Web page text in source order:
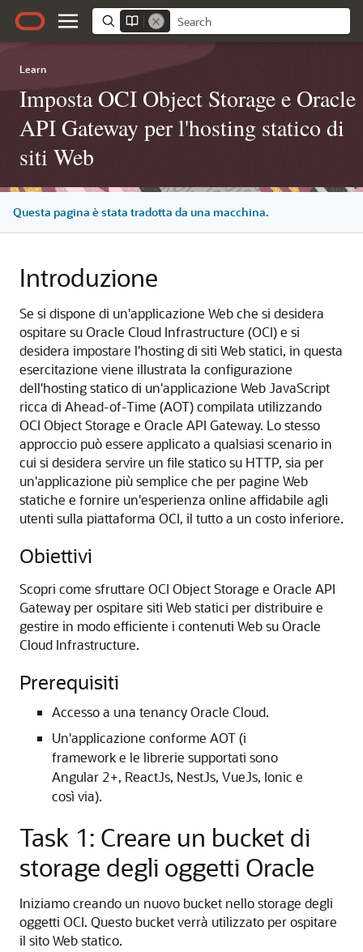
Learn
Imposta OCI Object Storage e Oracle
API Gateway per l'hosting statico di
siti Web
Questa pagina è stata tradotta da una macchina.
Introduzione
Se si dispone di un'applicazione Web che si desidera
ospitare su Oracle Cloud Infrastructure (OCI) e si
desidera impostare l'hosting di siti Web statici, in questa
esercitazione viene illustrata la configurazione
dell'hosting statico di un'applicazione Web JavaScript
ricca di Ahead-of-Time (AOT) compilata utilizzando
OCI Object Storage e Oracle API Gateway. Lo stesso
approccio può essere applicato a qualsiasi scenario in
cui si desidera servire un file statico su HTTP, sia per
un'applicazione più semplice che per pagine Web
statiche e fornire un'esperienza online affidabile agli
utenti sulla piattaforma OCI, il tutto a un costo inferiore.
Obiettivi
Scopri come sfruttare OCI Object Storage e Oracle API
Gateway per ospitare siti Web statici per distribuire e
gestire in modo efficiente i contenuti Web su Oracle
Cloud Infrastructure.
Prerequisiti
Accesso a una tenancy Oracle Cloud.
Un'applicazione conforme AOT (i
framework e le librerie supportati sono
Angular 2+, ReactJs, NestJs, VueJs, Ionic e
così via).
Task 1: Creare un bucket di
storage degli oggetti Oracle
Iniziamo creando un nuovo bucket nello storage degli
oggetti OCI. Questo bucket verrà utilizzato per ospitare
il sito Web statico.